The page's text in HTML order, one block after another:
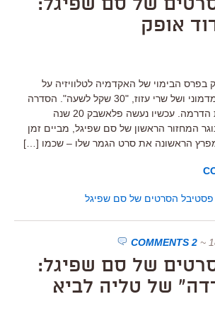
של סם שפיגל:
אופק
בפרס הבימוי של האקדמיה לטלוויזיה על
הסדרה שלו ושל יוסי מדמוני ושל שרי עזוז, "30 שקל לשעה". הסדרה
גם זכתה בפרס סדרת הדרמה. עכשיו נעשה פלאשבק 20 שנה
המחזור הראשון של סם שפיגל, מביים זמן
הראשונה את סרט הגמר שלו – שכמו […]
פסטיבל הסרטים של סם שפיגל
~
2 COMMENTS
של סם שפיגל:
של טליה לביא